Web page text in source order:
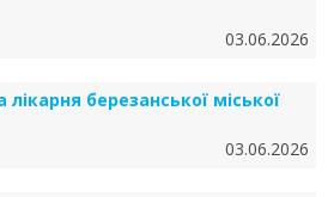
03.06.2026
лікарня березанської міської
03.06.2026